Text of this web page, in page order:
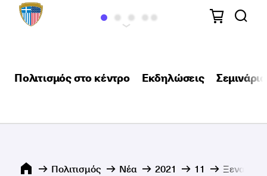
Πολιτισμός στο κέντρο Εκδηλώσεις Σεμινάρια
Πολιτισμός Νέα 2021 11